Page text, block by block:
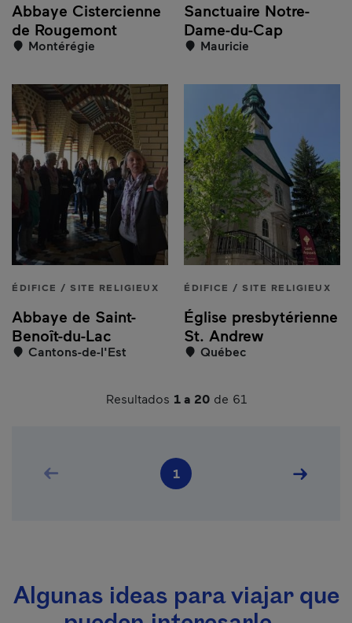
Abbaye Cistercienne
de Rougemont
Montérégie
Sanctuaire Notre-
Dame-du-Cap
Mauricie
ÉDIFICE / SITE RELIGIEUX
Abbaye de Saint-
Benoît-du-Lac
Cantons-de-l'Est
ÉDIFICE / SITE RELIGIEUX
Église presbytérienne
St. Andrew
Québec
Resultados 1 a 20de 61
Previous page
Current page
1 Next
Algunas ideas para viajar que